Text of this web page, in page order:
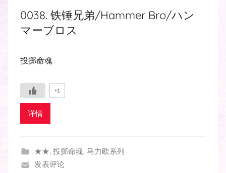
0038. 铁锤兄弟/Hammer Bro/ハン
マーブロス
投掷命魂
+1
详情
★★, 投掷命魂, 马力欧系列
发表评论